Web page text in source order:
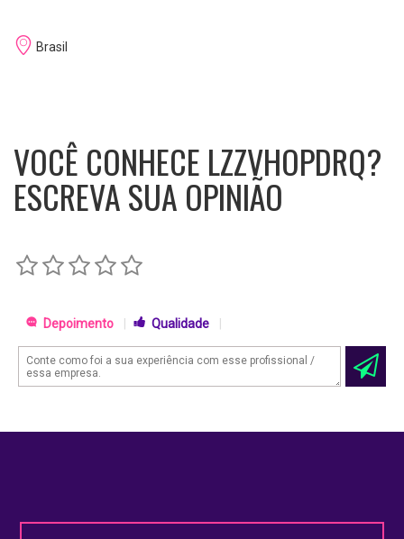
Brasil
VOCÊ CONHECE LZZVHOPDRQ?
ESCREVA SUA OPINIÃO
Depoimento Qualidade